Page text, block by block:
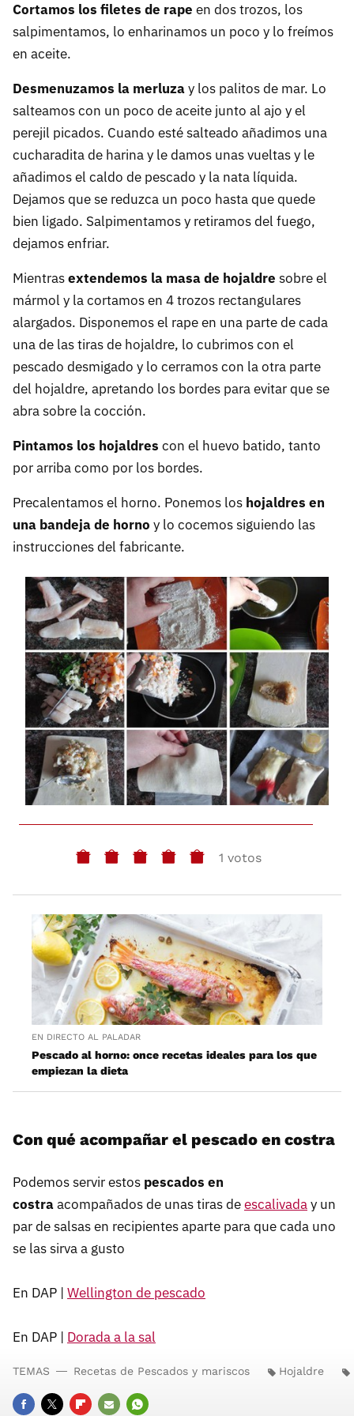
Cortamos los filetes de rape en dos trozos, los
salpimentamos, lo enharinamos un poco y lo freímos
en aceite.
Desmenuzamos la merluzay los palitos de mar. Lo
salteamos con un poco de aceite junto al ajo y el
perejil picados. Cuando esté salteado añadimos una
cucharadita de harina y le damos unas vueltas y le
añadimos el caldo de pescado y la nata líquida.
Dejamos que se reduzca un poco hasta que quede
bien ligado. Salpimentamos y retiramos del fuego,
dejamos enfriar.
Mientrasextendemos la masa de hojaldre sobre el
mármol y la cortamos en 4 trozos rectangulares
alargados. Disponemos el rape en una parte de cada
una de las tiras de hojaldre, lo cubrimos con el
pescado desmigado y lo cerramos con la otra parte
del hojaldre, apretando los bordes para evitar que se
abra sobre la cocción.
Pintamos los hojaldres con el huevo batido, tanto
por arriba como por los bordes.
Precalentamos el horno. Ponemos los hojaldres en
una bandeja de horno y lo cocemos siguiendo las
instrucciones del fabricante.
1 votos
EN DIRECTO AL PALADAR
Pescado al horno: once recetas ideales para los que
empiezan la dieta
Con qué acompañar el pescado en costra
Podemos servir estos pescados en
costraacompañados de unas tiras deescalivaday un
par de salsas en recipientes aparte para que cada uno
se las sirva a gusto
En DAP | Wellington de pescado
En DAP | Dorada a la sal
TEMAS Recetas de Pescados y mariscos Hojaldre